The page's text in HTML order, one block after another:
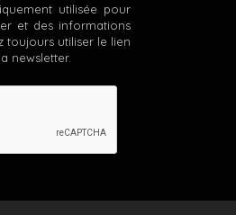
utilisée pour
et des informations
toujours utiliser le lien
newsletter.